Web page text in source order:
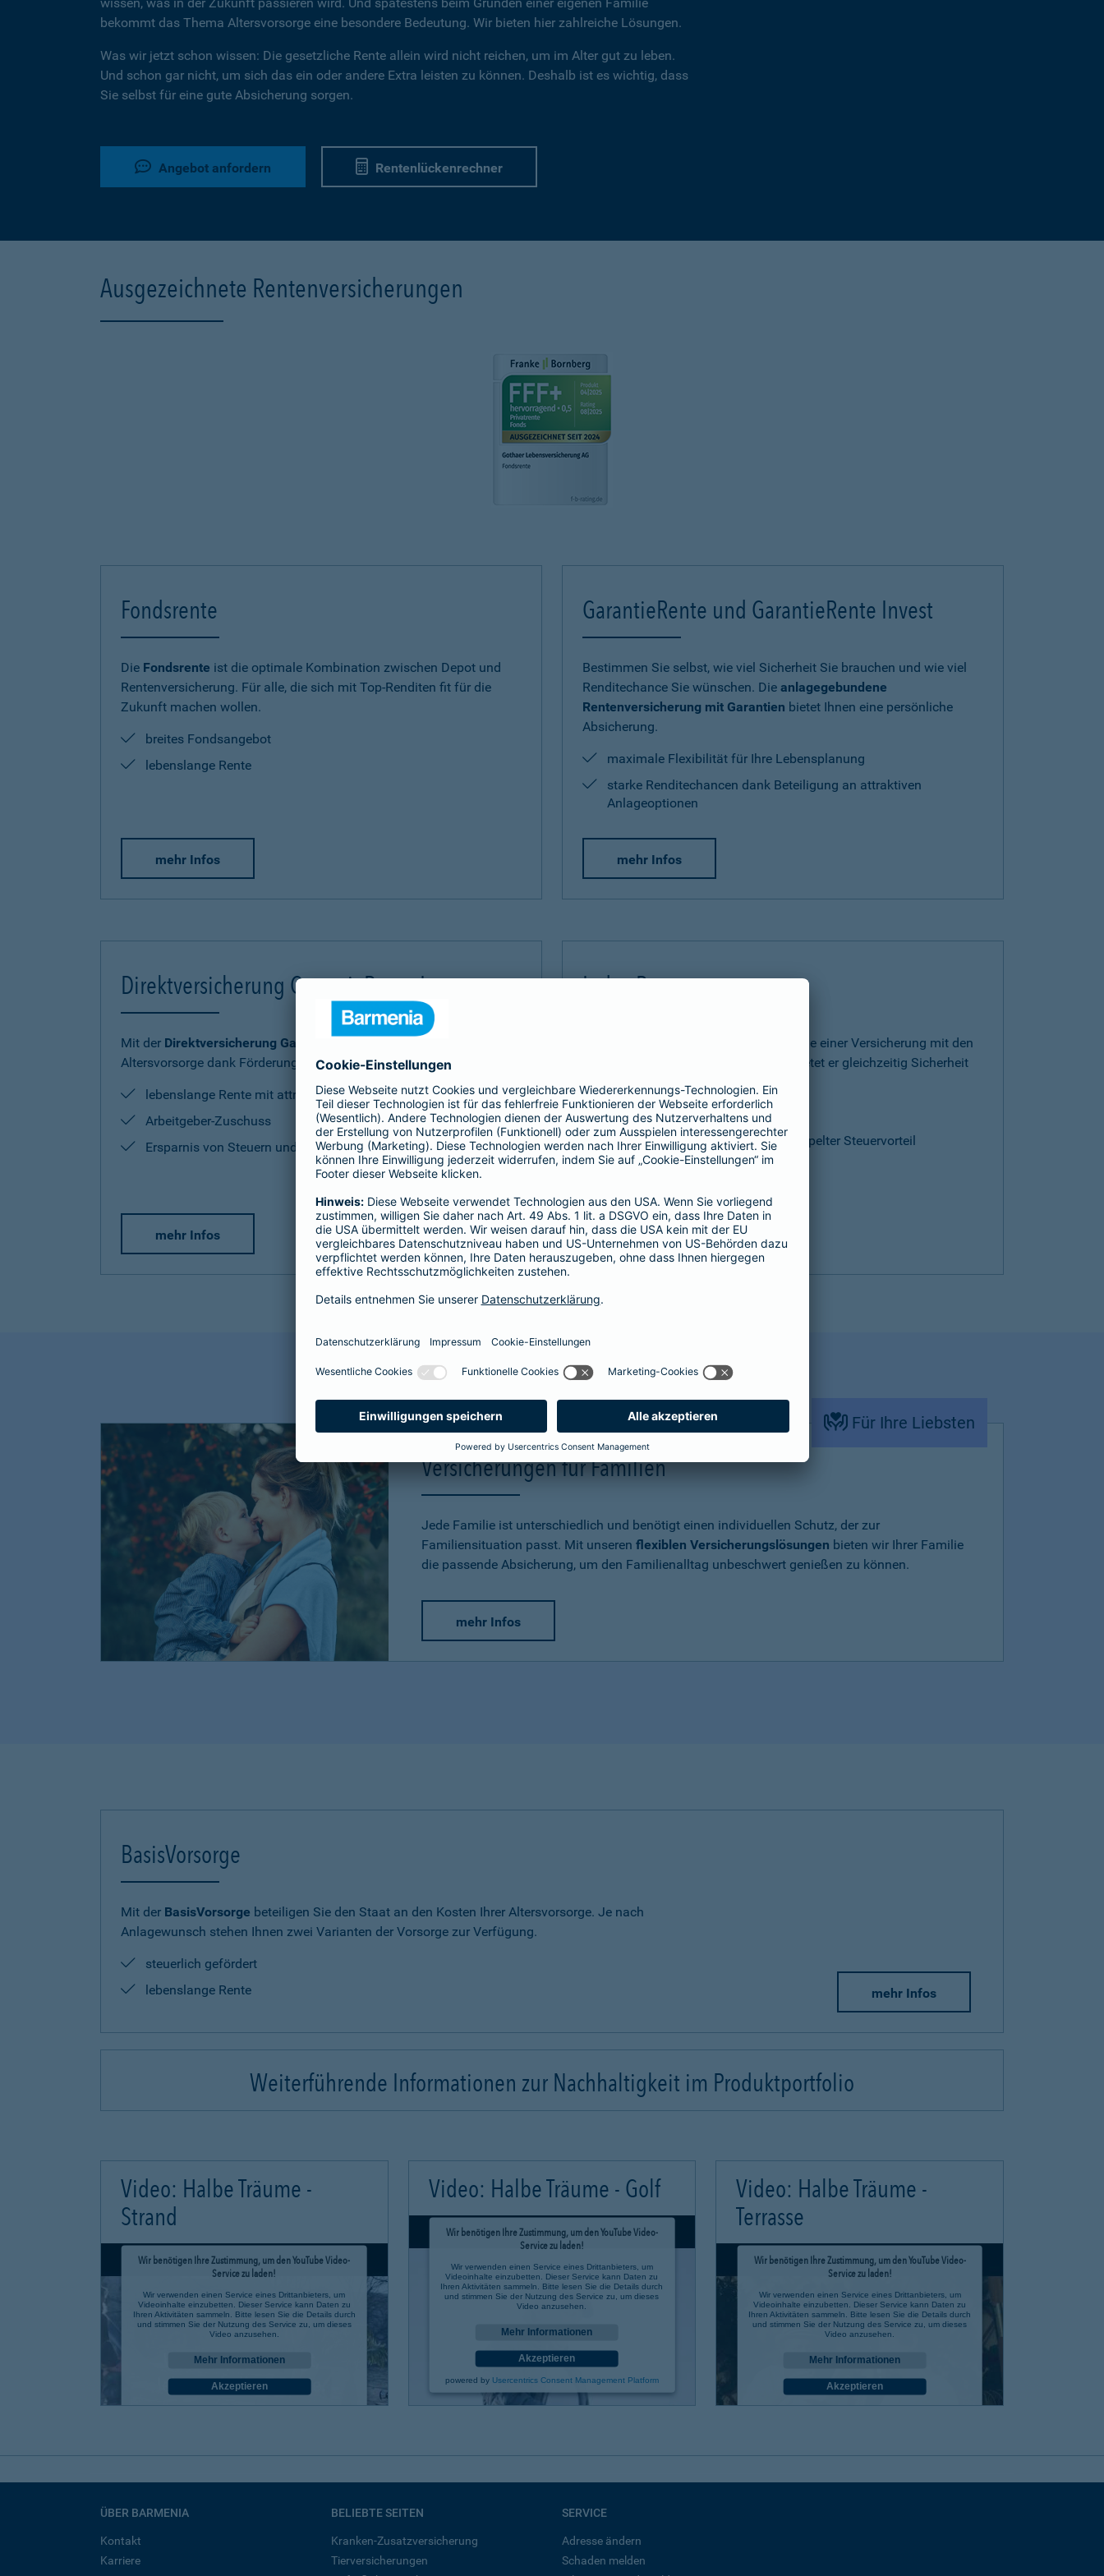
bekommt das Thema Altersvorsorge eine besondere Bedeutung. Wir bieten hier zahlreiche Lösungen.
Was wir jetzt schon wissen: Die gesetzliche Rente allein wird nicht reichen, um im Alter gut zu leben.
Und schon gar nicht, um sich das ein oder andere Extra leisten zu können. Deshalb ist es wichtig, dass
Sie selbst für eine gute Absicherung sorgen.
Angebot anfordern Rentenlückenrechner
Ausgezeichnete Rentenversicherungen
Fondsrente
Die Fondsrente ist die optimale Kombination zwischen Depot und
Rentenversicherung. Für alle, die sich mit Top-Renditen fit für die
Zukunft machen wollen.
breites Fondsangebot
lebenslange Rente
mehr Infos
GarantieRente und GarantieRente Invest
Bestimmen Sie selbst, wie viel Sicherheit Sie brauchen und wie viel
Renditechance Sie wünschen. Die anlagegebundene
Rentenversicherung mit Garantien bietet Ihnen eine persönliche
Absicherung.
maximale Flexibilität für Ihre Lebensplanung
starke Renditechancen dank Beteiligung an attraktiven
Anlageoptionen
mehr Infos
Direktversicherung GarantieRente Invest
Mit der Direktversicherung GarantieRente Invest
Altersvorsorge dank Förderung sicher und umfangreich auf.
lebenslange Rente mit attraktiver Renditechance
Arbeitgeber-Zuschuss
Ersparnis von Steuern und Sozialabgaben
mehr Infos
Index Protect
kombiniert die Vorteile einer Versicherung mit den
Vorteilen einer Kapitalanlage. Somit bietet er gleichzeitig Sicherheit
und Renditechancen.
wählbare Beitragsgarantie
attraktive Renditechancen und doppelter Steuervorteil
mehr Infos
Für Ihre Liebsten
Versicherungen für Familien
Jede Familie ist unterschiedlich und benötigt einen individuellen Schutz, der zur
Familiensituation passt. Mit unseren flexiblen Versicherungslösungen bieten wir Ihrer Familie
die passende Absicherung, um den Familienalltag unbeschwert genießen zu können.
mehr Infos
BasisVorsorge
Mit der BasisVorsorge beteiligen Sie den Staat an den Kosten Ihrer Altersvorsorge. Je nach
Anlagewunsch stehen Ihnen zwei Varianten der Vorsorge zur Verfügung.
steuerlich gefördert
lebenslange Rente
mehr Infos
Weiterführende Informationen zur Nachhaltigkeit im Produktportfolio
Video: Halbe Träume -
Strand
Wir benötigen Ihre Zustimmung, um den YouTube Video-
Service zu laden!
Wir verwenden einen Service eines Drittanbieters, um
Videoinhalte einzubetten. Dieser Service kann Daten zu
Ihren Aktivitäten sammeln. Bitte lesen Sie die Details durch
und stimmen Sie der Nutzung des Service zu, um dieses
Video anzusehen.
Mehr Informationen
Akzeptieren
powered byUsercentrics Consent Management Platform
Video: Halbe Träume - Golf
Wir benötigen Ihre Zustimmung, um den YouTube Video-
Service zu laden!
Wir verwenden einen Service eines Drittanbieters, um
Videoinhalte einzubetten. Dieser Service kann Daten zu
Ihren Aktivitäten sammeln. Bitte lesen Sie die Details durch
und stimmen Sie der Nutzung des Service zu, um dieses
Video anzusehen.
Mehr Informationen
Akzeptieren
powered by Usercentrics Consent Management Platform
Video: Halbe Träume -
Terrasse
Wir benötigen Ihre Zustimmung, um den YouTube Video-
Service zu laden!
Wir verwenden einen Service eines Drittanbieters, um
Videoinhalte einzubetten. Dieser Service kann Daten zu
Ihren Aktivitäten sammeln. Bitte lesen Sie die Details durch
und stimmen Sie der Nutzung des Service zu, um dieses
Video anzusehen.
Mehr Informationen
Akzeptieren
powered byUsercentrics Consent Management Platform
ÜBER BARMENIA
Kontakt
Karriere
BELIEBTE SEITEN
Kranken-Zusatzversicherung
Tierversicherungen
SERVICE
Adresse ändern
Schaden melden